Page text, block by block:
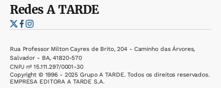
RedesA TARDE
Rua Professor Milton Cayres de Brito, 204 - Caminho das Árvores,
Salvador - BA, 41820-570
CNPJ nº 15.111.297/0001-30
Copyright © 1996 - 2025 Grupo A TARDE. Todos os direitos reservados.
EMPRESA EDITORA A TARDE S.A.